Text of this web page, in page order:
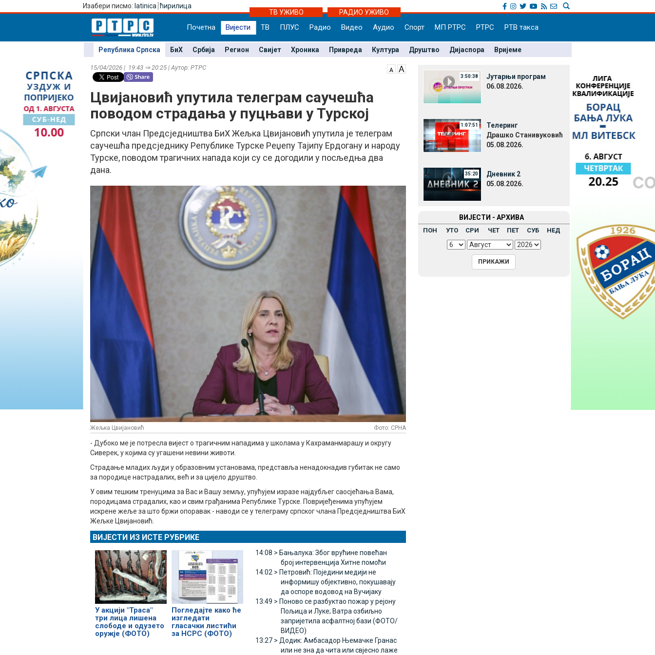
Изабери писмо: latinica ћирилица
ТВ УЖИВО
РАДИО УЖИВО
Почетна Вијести ТВ ПЛУС Радио Видео Аудио Спорт МП РТРС РТРС РТВ такса
Република Српска БиХ Србија Регион Свијет Хроника Привреда Култура Друштво Дијаспора Вријеме
15/04/2026 | 19:43 ⇒ 20:25 | Аутор: РТРС
Цвијановић упутила телеграм саучешћа
поводом страдања у пуцњави у Турској
Српски члан Предсједништва БиХ Жељка Цвијановић упутила је телеграм
саучешћа предсједнику Републике Турске Реџепу Тајипу Ердогану и народу
Турске, поводом трагичних напада који су се догодили у посљедња два
дана.
Жељка Цвијановић Фото: СРНА
- Дубоко ме је потресла вијест о трагичним нападима у школама у Кахраманмарашу и округу
Сиверек, у којима су угашени невини животи.
​Страдање младих људи у образовним установама, представља ненадокнадив губитак не само
за породице настрадалих, већ и за цијело друштво.
​У овим тешким тренуцима за Вас и Вашу земљу, упућујем изразе најдубљег саосјећања Вама,
породицама страдалих, као и свим грађанима Републике Турске. Повријеђенима упућујем
искрене жеље за што бржи опоравак - наводи се у телеграму српског члана Предсједништва БиХ
Жељке Цвијановић.
ВИЈЕСТИ ИЗ ИСТЕ РУБРИКЕ
У акцији "Траса"
три лица лишена
слободе и одузето
оружје (ФОТО)
Погледајте како ће
изгледати
гласачки листићи
за НСРС (ФОТО)
14:08 > Бањалука: Због врућине повећан
број интервенција Хитне помоћи
14:02 > Петровић: Поједини медији не
информишу објективно, покушавају
да оспоре водовод на Вучијаку
13:49 > Поново се разбуктао пожар у рејону
Пољица и Луке; Ватра озбиљно
запријетила асфалтној бази (ФОТО/
ВИДЕО)
13:27 > Додик: Амбасадор Њемачке Гранас
или не зна да чита или свјесно лаже
3:50:38
Јутарњи програм
06.08.2026.
1:07:51
Телеринг
Драшко Станивуковић
05.08.2026.
35:20
Дневник 2
05.08.2026.
ВИЈЕСТИ - АРХИВА
ПОН УТО СРИ ЧЕТ ПЕТ СУБ НЕД